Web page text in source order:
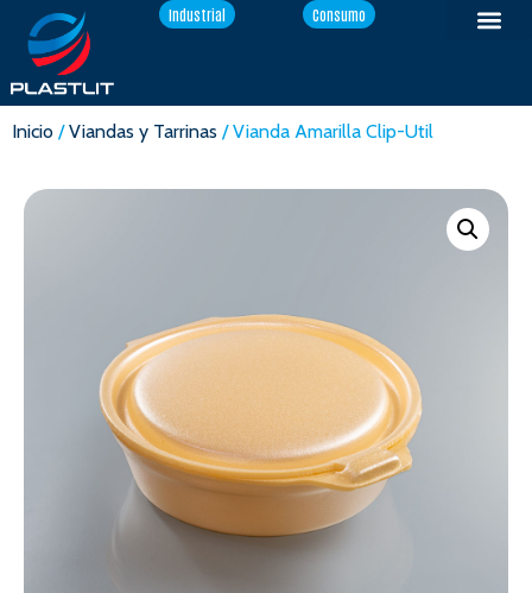
Industrial Consumo
Inicio /Viandas y Tarrinas / Vianda Amarilla Clip-Util